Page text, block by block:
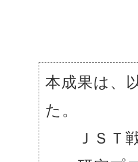
本成果は、
た。
ＪＳＴ戦